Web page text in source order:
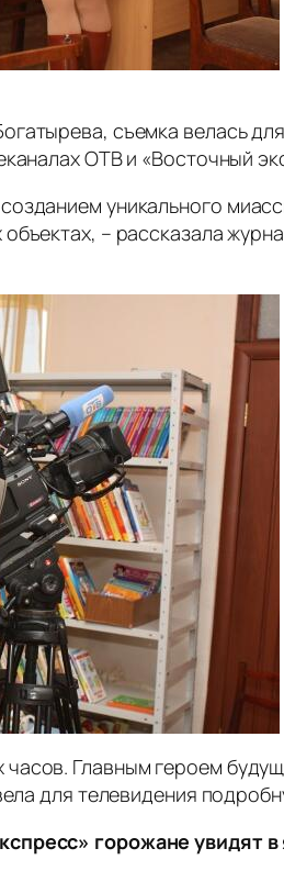
съемка велась
ОТВ и «Восточный
уникального
– рассказала
Главным героем
для телевидения
горожане увидят